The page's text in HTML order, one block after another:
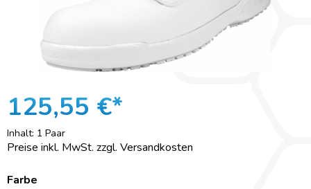
125,55 €*
Inhalt: 1 Paar
Preise inkl. MwSt. zzgl. Versandkosten
Farbe